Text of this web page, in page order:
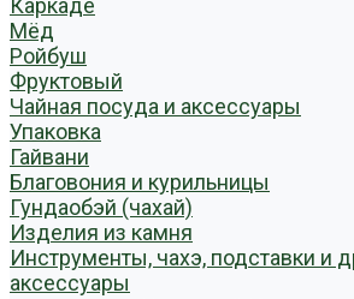
Каркаде
Мёд
Ройбуш
Фруктовый
Чайная посуда и аксессуары
Упаковка
Гайвани
Благовония и курильницы
Гундаобэй (чахай)
Изделия из камня
Инструменты, чахэ, подставки и
аксессуары